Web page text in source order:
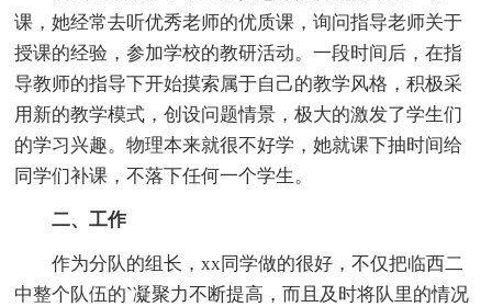
课，她经常去听优秀老师的优质课，询问指导老师关于
授课的经验，参加学校的教研活动。一段时间后，在指
导教师的指导下开始摸索属于自己的教学风格，积极采
用新的教学模式，创设问题情景，极大的激发了学生们
的学习兴趣。物理本来就很不好学，她就课下抽时间给
同学们补课，不落下任何一个学生。
二、工作
作为分队的组长，xx同学做的很好，不仅把临西二
中整个队伍的`凝聚力不断提高，而且及时将队里的情况